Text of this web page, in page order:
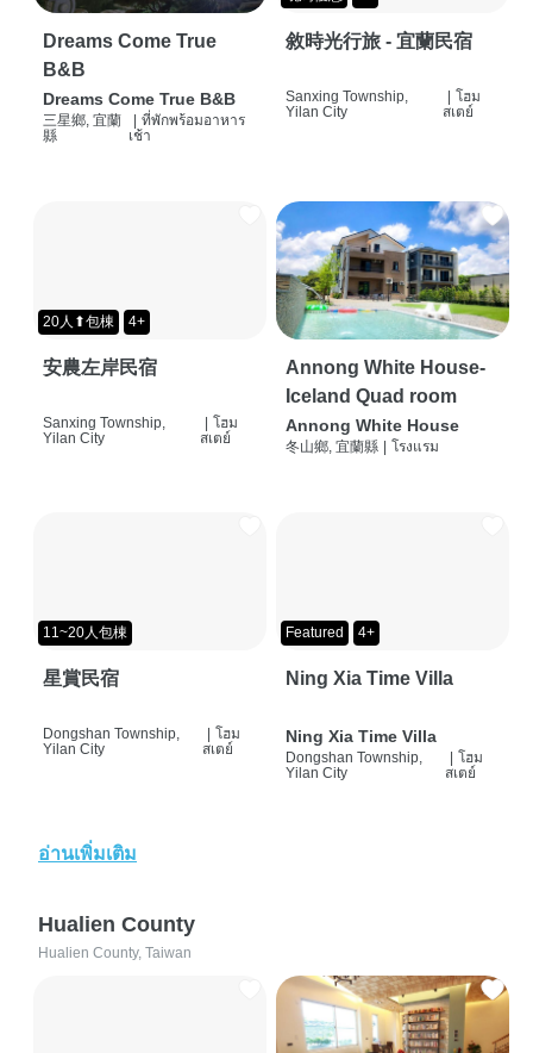
Dreams Come True
B&B
Dreams Come True B&B
三星鄉, 宜蘭
縣
| ที่พักพร้อมอาหาร
เช้า
敘時光行旅 - 宜蘭民宿
Sanxing Township,
Yilan City
| โฮม
สเตย์
20人⬆包棟 4+
安農左岸民宿
Sanxing Township,
Yilan City
| โฮม
สเตย์
Annong White House-
Iceland Quad room
Annong White House
冬山鄉, 宜蘭縣 | โรงแรม
11~20人包棟
星賞民宿
Dongshan Township,
Yilan City
โฮม
สเตย์
Featured 4+
Ning Xia Time Villa
Ning Xia Time Villa
Dongshan Township,
Yilan City
โฮม
สเตย์
อ่านเพิ่มเติม
Hualien County
Hualien County, Taiwan